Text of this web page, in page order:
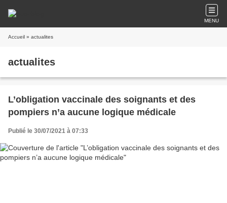
MENU
Accueil » actualites
actualites
L’obligation vaccinale des soignants et des
pompiers n’a aucune logique médicale
Publié le 30/07/2021 à 07:33